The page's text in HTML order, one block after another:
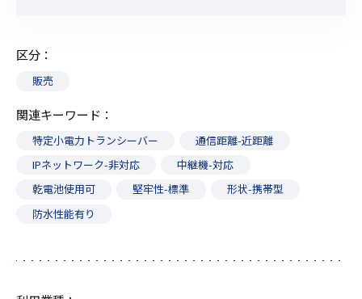
区分
販売
関連キーワード
特定小電力トランシーバー
通信距離-近距離
IPネットワーク-非対応
中継機-対応
乾電池使用可
堅牢性-標準
形状-携帯型
防水性能有り